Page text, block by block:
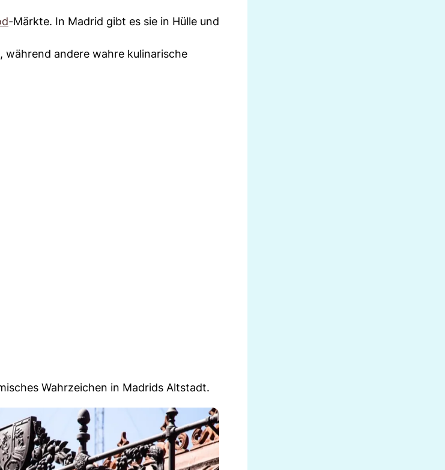
-Märkte. In Madrid gibt es sie in Hülle und
während andere wahre kulinarische
Wahrzeichen in Madrids Altstadt.